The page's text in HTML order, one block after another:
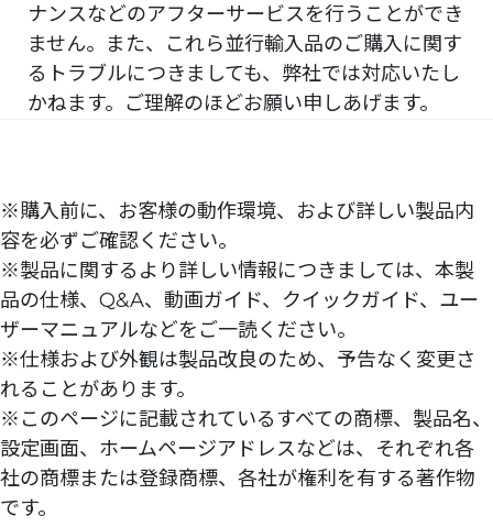
ナンスなどのアフターサービスを行うことができ
ません。また、これら並行輸入品のご購入に関す
るトラブルにつきましても、弊社では対応いたし
かねます。ご理解のほどお願い申しあげます。
※購入前に、お客様の動作環境、および詳しい製品内
容を必ずご確認ください。
※製品に関するより詳しい情報につきましては、本製
品の仕様、Q&A、動画ガイド、クイックガイド、ユー
ザーマニュアルなどをご一読ください。
※仕様および外観は製品改良のため、予告なく変更さ
れることがあります。
※このページに記載されているすべての商標、製品名、
設定画面、ホームページアドレスなどは、それぞれ各
社の商標または登録商標、各社が権利を有する著作物
です。